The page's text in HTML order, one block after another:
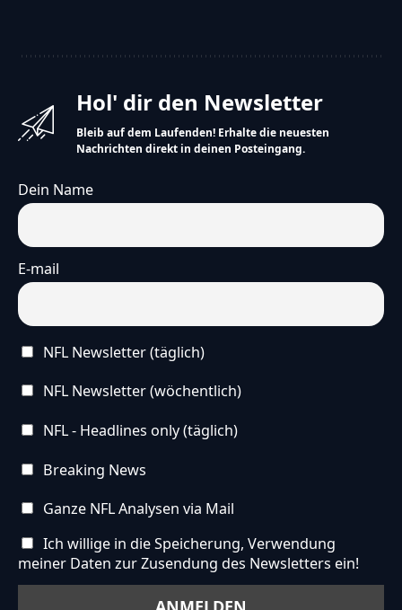
Hol' dir den Newsletter
Bleib auf dem Laufenden! Erhalte die neuesten
Nachrichten direkt in deinen Posteingang.
Dein Name
E-mail
NFL Newsletter (täglich)
NFL Newsletter (wöchentlich)
NFL - Headlines only (täglich)
Breaking News
Ganze NFL Analysen via Mail
Ich willige in die Speicherung, Verwendung
meiner Daten zur Zusendung des Newsletters ein!